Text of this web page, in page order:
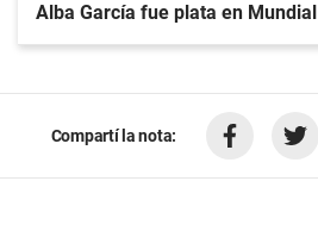
Alba García fue plata en Mundial
Compartí la nota: